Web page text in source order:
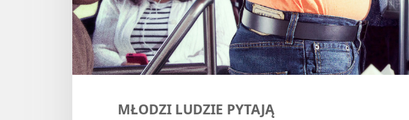
MŁODZI LUDZIE PYTAJĄ